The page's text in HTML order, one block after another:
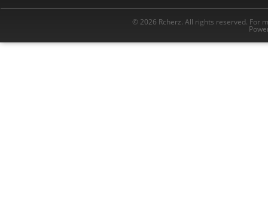
© 2026 Rcherz. All rights reserved. For